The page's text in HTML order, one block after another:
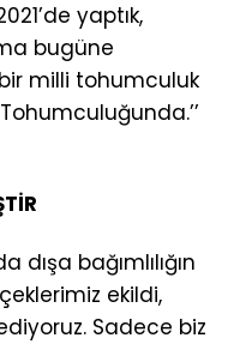
yaptık,
bugüne
milli tohumculuk
bağımlılığın
ekildi,
Sadece biz